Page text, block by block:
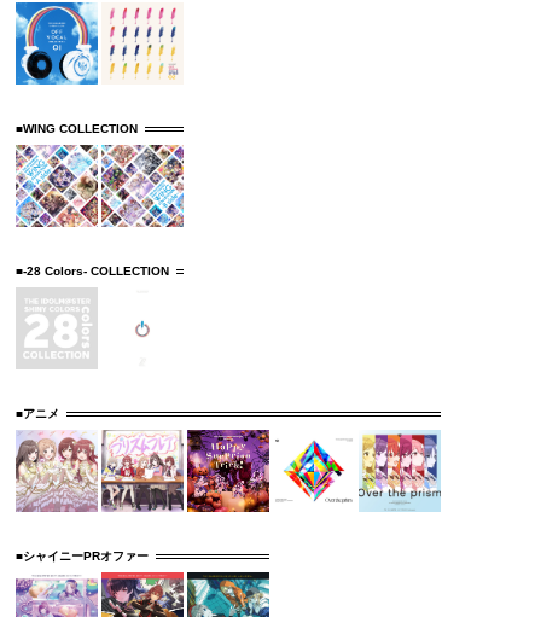
■WING COLLECTION
■-28 Colors- COLLECTION
■アニメ
■シャイニーPRオファー